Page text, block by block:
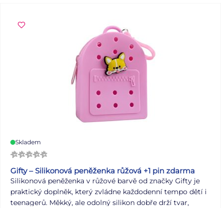
Skladem
Gifty – Silikonová peněženka růžová +1 pin zdarma
Silikonová peněženka v růžové barvě od značky Gifty je
praktický doplněk, který zvládne každodenní tempo dětí i
teenagerů. Měkký, ale odolný silikon dobře drží tvar,